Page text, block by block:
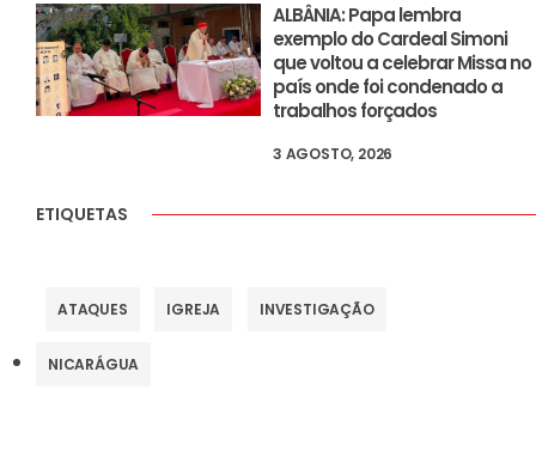
ALBÂNIA: Papa lembra
exemplo do Cardeal Simoni
que voltou a celebrar Missa no
país onde foi condenado a
trabalhos forçados
3 AGOSTO, 2026
ETIQUETAS
ATAQUES IGREJA INVESTIGAÇÃO
NICARÁGUA